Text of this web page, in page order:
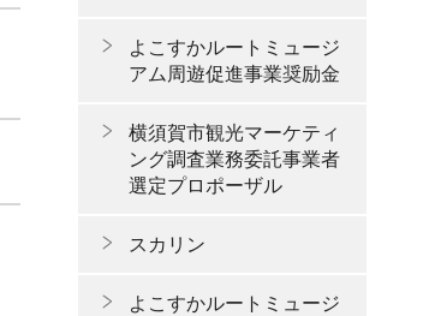
よこすかルートミュージ
アム周遊促進事業奨励金
横須賀市観光マーケティ
ング調査業務委託事業者
選定プロポーザル
スカリン
よこすかルートミュージ